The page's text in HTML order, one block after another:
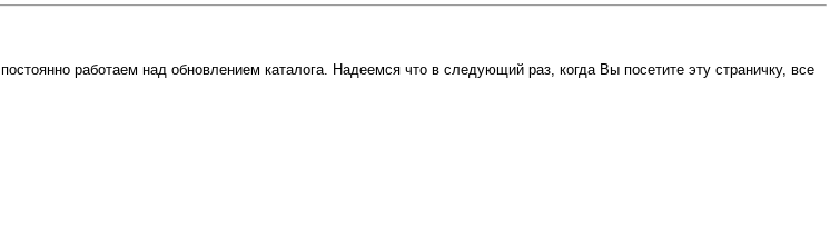
работаем над обновлением каталога. Надеемся что в следующий раз, когда Вы посетите эту страничку, все